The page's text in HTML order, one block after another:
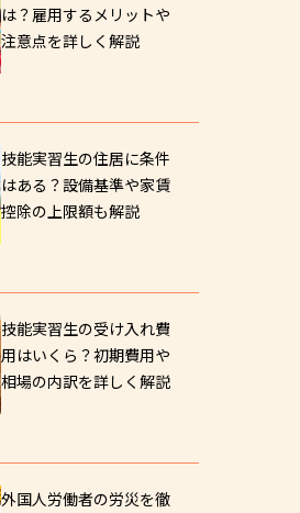
は？雇用するメリットや
注意点を詳しく解説
技能実習生の住居に条件
はある？設備基準や家賃
控除の上限額も解説
技能実習生の受け入れ費
用はいくら？初期費用や
相場の内訳を詳しく解説
外国人労働者の労災を徹